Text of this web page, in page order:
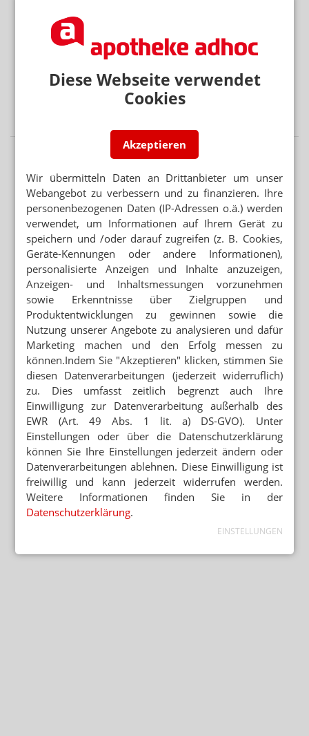
Diese Webseite verwendet
Cookies
Akzeptieren
Wir übermitteln Daten an Drittanbieter um unser
Webangebot zu verbessern und zu finanzieren. Ihre
personenbezogenen Daten (IP-Adressen o.ä.) werden
verwendet, um Informationen auf Ihrem Gerät zu
speichern und /oder darauf zugreifen (z. B. Cookies,
Geräte-Kennungen oder andere Informationen),
personalisierte Anzeigen und Inhalte anzuzeigen,
Anzeigen- und Inhaltsmessungen vorzunehmen
sowie Erkenntnisse über Zielgruppen und
Produktentwicklungen zu gewinnen sowie die
Nutzung unserer Angebote zu analysieren und dafür
Marketing machen und den Erfolg messen zu
können.Indem Sie "Akzeptieren" klicken, stimmen Sie
diesen Datenverarbeitungen (jederzeit widerruflich)
zu. Dies umfasst zeitlich begrenzt auch Ihre
Einwilligung zur Datenverarbeitung außerhalb des
EWR (Art. 49 Abs. 1 lit. a) DS-GVO). Unter
Einstellungen oder über die Datenschutzerklärung
können Sie Ihre Einstellungen jederzeit ändern oder
Datenverarbeitungen ablehnen. Diese Einwilligung ist
freiwillig und kann jederzeit widerrufen werden.
Weitere Informationen finden Sie in der
Datenschutzerklärung.
EINSTELLUNGEN
GENERIKAKONZERNE
Neuer Deutschlandchef für Hexal
AUSSICHTEN NOCH NIE „HELLER“ GEWESEN
Retatrutid: Lillys nächster großer Abnehm-